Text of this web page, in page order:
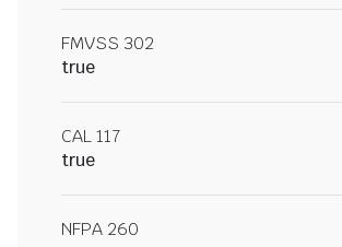
FMVSS 302
true
CAL 117
true
NFPA 260